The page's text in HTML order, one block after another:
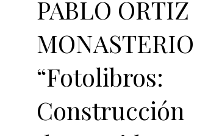
PABLO ORTIZ
MONASTERIO
“Fotolibros:
Construcción